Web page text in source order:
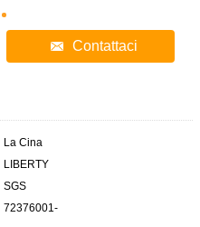
Contattaci
La Cina
LIBERTY
SGS
72376001-